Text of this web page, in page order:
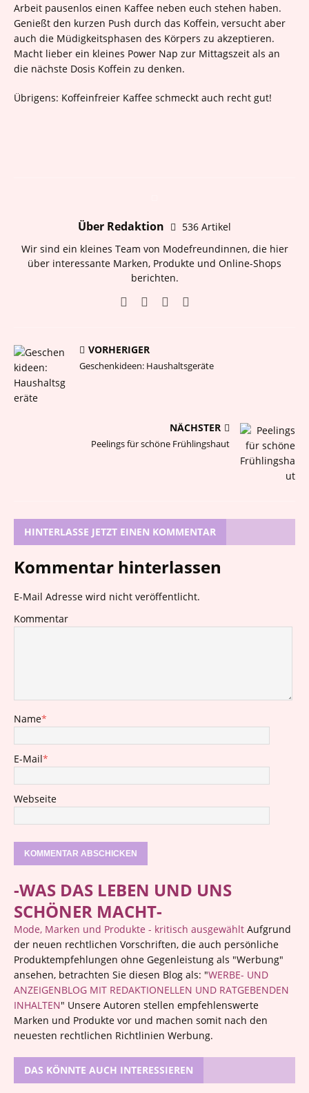
Arbeit pausenlos einen Kaffee neben euch stehen haben.
Genießt den kurzen Push durch das Koffein, versucht aber
auch die Müdigkeitsphasen des Körpers zu akzeptieren.
Macht lieber ein kleines Power Nap zur Mittagszeit als an
die nächste Dosis Koffein zu denken.
Übrigens: Koffeinfreier Kaffee schmeckt auch recht gut!
Über Redaktion
536 Artikel
Wir sind ein kleines Team von Modefreundinnen, die hier
über interessante Marken, Produkte und Online-Shops
berichten.
VORHERIGER
Geschenkideen: Haushaltsgeräte
NÄCHSTER
Peelings für schöne Frühlingshaut
HINTERLASSE JETZT EINEN KOMMENTAR
Kommentar hinterlassen
E-Mail Adresse wird nicht veröffentlicht.
Kommentar
Name*
E-Mail*
Webseite
-WAS DAS LEBEN UND UNS
SCHÖNER MACHT-
Mode, Marken und Produkte - kritisch ausgewählt Aufgrund
der neuen rechtlichen Vorschriften, die auch persönliche
Produktempfehlungen ohne Gegenleistung als "Werbung"
ansehen, betrachten Sie diesen Blog als: "WERBE- UND
ANZEIGENBLOG MIT REDAKTIONELLEN UND RATGEBENDEN
INHALTEN" Unsere Autoren stellen empfehlenswerte
Marken und Produkte vor und machen somit nach den
neuesten rechtlichen Richtlinien Werbung.
DAS KÖNNTE AUCH INTERESSIEREN